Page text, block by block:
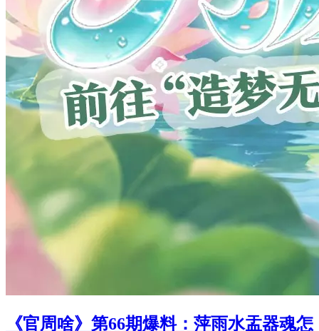
《官周啥》第66期爆料：萍雨水盂器魂怎